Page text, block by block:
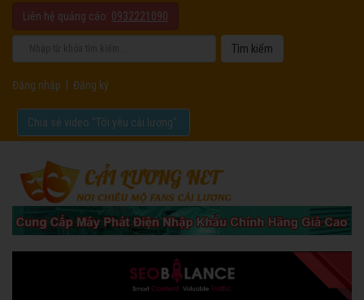
Liên hệ quảng cáo: 0932221090
Đăng nhập Đăng ký
Chia sẻ video "Tôi yêu cải lương".